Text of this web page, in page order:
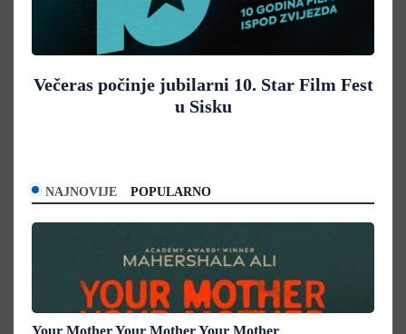
Večeras počinje jubilarni 10. Star Film Fest
u Sisku
NAJNOVIJE POPULARNO
Your Mother Your Mother Your Mother